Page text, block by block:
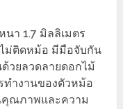
า 1.7 มิลลิเมตร
ม่ติดหม้อ มีมือจับกัน
วยลวดลายดอกไม้
ำงานของตัวหม้อ
คุณภาพและความ